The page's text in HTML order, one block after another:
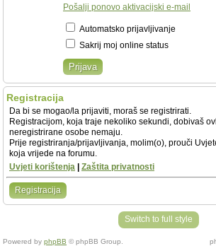
Pošalji ponovo aktivacijski e-mail
Automatsko prijavljivanje
Sakrij moj online status
Registracija
Da bi se mogao/la prijaviti, moraš se registrirati.
Registracijom, koja traje nekoliko sekundi, dobivaš
neregistrirane osobe nemaju.
Prije registriranja/prijavljivanja, molim(o), prouči
koja vrijede na forumu.
Uvjeti korištenja
Zaštita privatnosti
Registracija
Switch to full style
Powered by phpBB © phpBB Group.